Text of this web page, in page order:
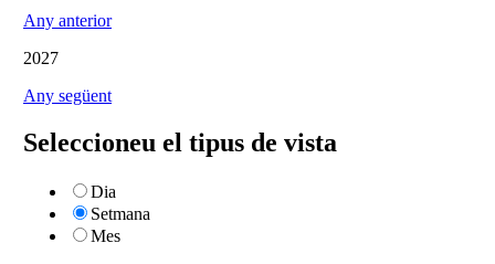
Any anterior
2027
Any següent
Seleccioneu el tipus de vista
Dia
Setmana
Mes